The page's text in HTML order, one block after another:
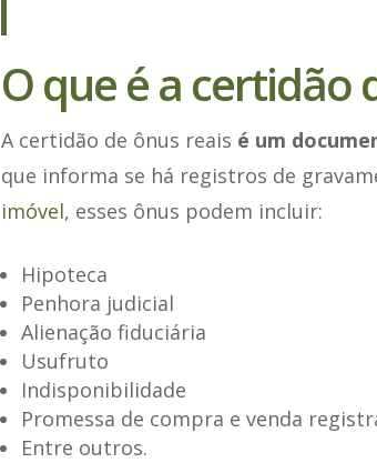
O que é a certidão
A certidão de ônus reais é um
que informa se há registros de
imóvel, esses ônus podem incluir:
Hipoteca
Penhora judicial
Alienação fiduciária
Usufruto
Indisponibilidade
Promessa de compra e venda
Entre outros.